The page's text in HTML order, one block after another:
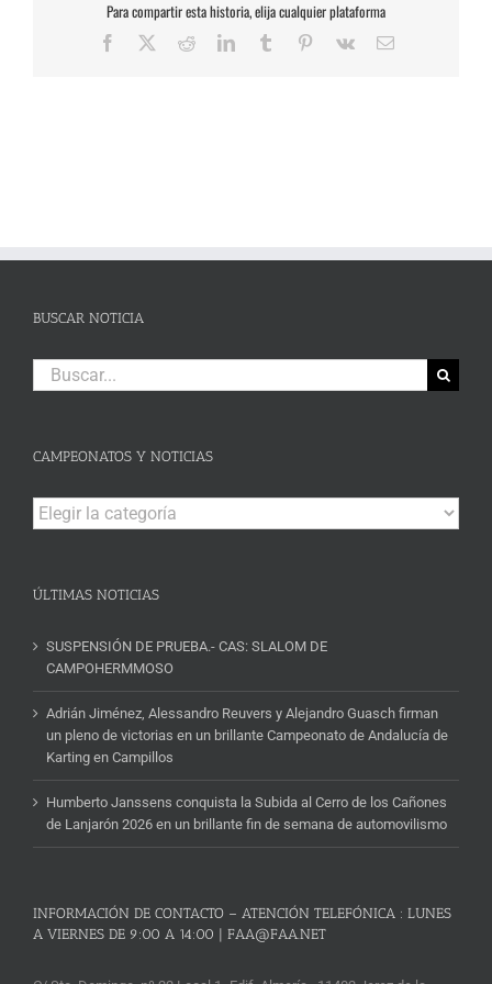
Para compartir esta historia, elija cualquier plataforma
Facebook RedditLinkedInTumblr Pinterest
Vk
Correo
BUSCAR NOTICIA
Buscar:
CAMPEONATOS Y NOTICIAS
Campeonatos
y
ÚLTIMAS NOTICIAS
SUSPENSIÓN DE PRUEBA.- CAS: SLALOM DE
CAMPOHERMMOSO
Adrián Jiménez, Alessandro Reuvers y Alejandro Guasch firman
un pleno de victorias en un brillante Campeonato de Andalucía de
Karting en Campillos
Humberto Janssens conquista la Subida al Cerro de los Cañones
de Lanjarón 2026 en un brillante fin de semana de automovilismo
INFORMACIÓN DE CONTACTO – ATENCIÓN TELEFÓNICA : LUNES
A VIERNES DE 9:00 A 14:00 | FAA@FAA.NET